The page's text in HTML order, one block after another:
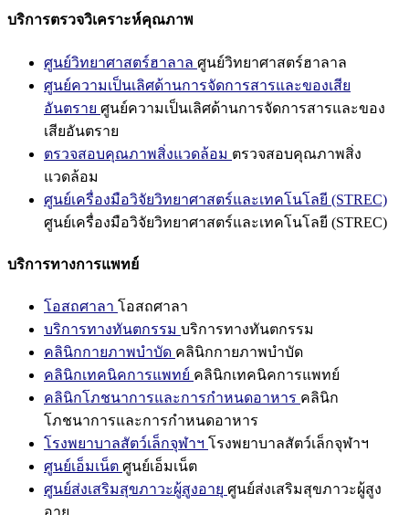
บริการตรวจวิเคราะห์คุณภาพ
ศูนย์วิทยาศาสตร์ฮาลาล ศูนย์วิทยาศาสตร์ฮาลาล
ศูนย์ความเป็นเลิศด้านการจัดการสารและของเสีย
อันตราย ศูนย์ความเป็นเลิศด้านการจัดการสารและของ
เสียอันตราย
ตรวจสอบคุณภาพสิ่งแวดล้อม ตรวจสอบคุณภาพสิ่ง
แวดล้อม
ศูนย์เครื่องมือวิจัยวิทยาศาสตร์และเทคโนโลยี (STREC)
ศูนย์เครื่องมือวิจัยวิทยาศาสตร์และเทคโนโลยี (STREC)
บริการทางการแพทย์
โอสถศาลา โอสถศาลา
บริการทางทันตกรรม บริการทางทันตกรรม
คลินิกกายภาพบำบัด คลินิกกายภาพบำบัด
คลินิกเทคนิคการแพทย์ คลินิกเทคนิคการแพทย์
คลินิกโภชนาการและการกำหนดอาหาร คลินิก
โภชนาการและการกำหนดอาหาร
โรงพยาบาลสัตว์เล็กจุฬาฯ โรงพยาบาลสัตว์เล็กจุฬาฯ
ศูนย์เอ็มเน็ต ศูนย์เอ็มเน็ต
ศูนย์ส่งเสริมสุขภาวะผู้สูงอายุ ศูนย์ส่งเสริมสุขภาวะผู้สูง